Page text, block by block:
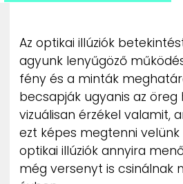
ZENE
MÉDIAAJÁNLAT
IMPRESSZUM
PR-
Az optikai illúziók
agyunk lenyűgöző
fény és a minták
becsapják ugyanis az
vizuálisan érzékel valamit,
ezt képes megtenni velünk
optikai illúziók annyira
még versenyt is csinálnak